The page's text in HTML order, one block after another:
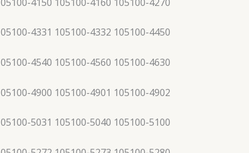
4331 105100-4332 105100-4450
4540 105100-4560 105100-4630
4900 105100-4901 105100-4902
5031 105100-5040 105100-5100